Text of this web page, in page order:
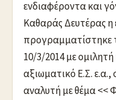
ενδιαφέροντα και
Καθαράς Δευτέρας η
προγραμματίστηκε
10/3/2014 με
αξιωματικό Ε.Σ.
αναλυτή με θέμα <<